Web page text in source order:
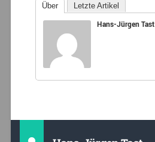
Über Letzte Artikel
Hans-Jürgen Tast